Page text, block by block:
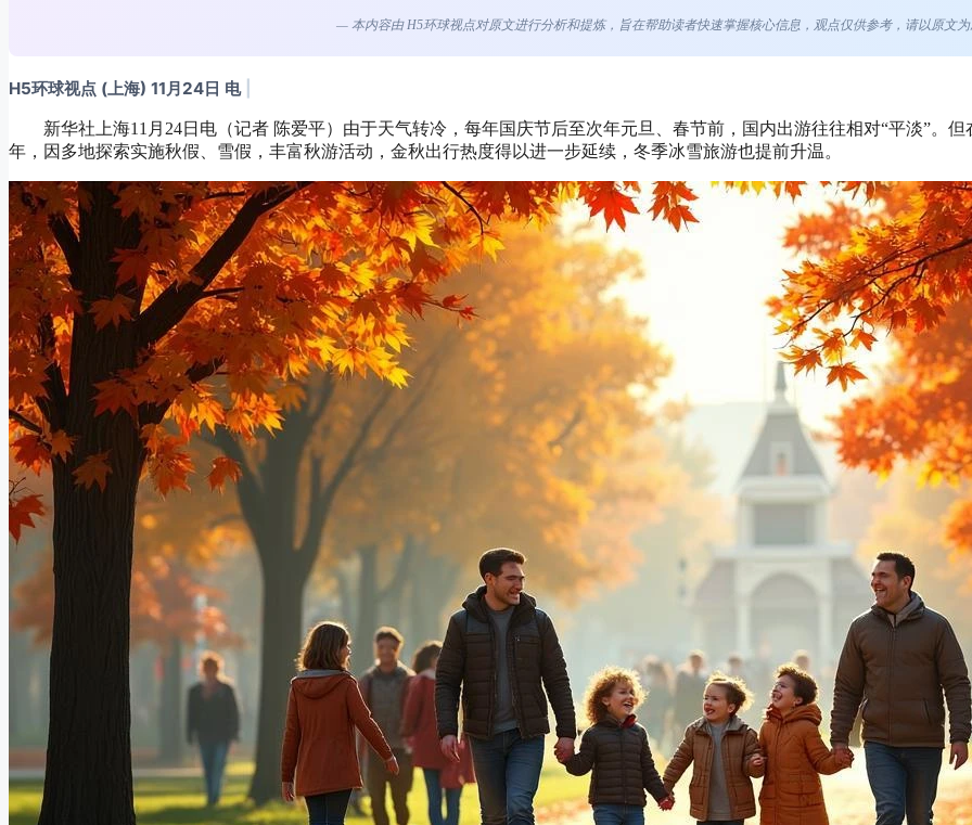
— 本内容由 H5环球视点对原文进行分析和提炼，旨在帮助读者快速掌握核心信息，观点仅供参考，请以原文为
H5环球视点 (上海) 11月24日 电
新华社上海11月24日电（记者 陈爱平）由于天气转冷，每年国庆节后至次年元旦、春节前，国内出游往往相对“平淡”。但
年，因多地探索实施秋假、雪假，丰富秋游活动，金秋出行热度得以进一步延续，冬季冰雪旅游也提前升温。